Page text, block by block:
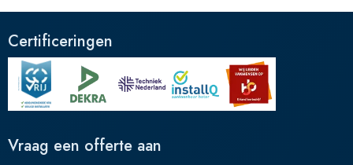
Certificeringen
Vraag een offerte aan